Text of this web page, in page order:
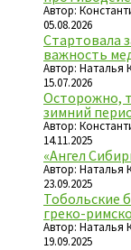
Автор:
05.08.2026
Стартовала
важность
Автор: Наталья
15.07.2026
Осторожно,
зимний
Автор:
14.11.2025
«Ангел
Автор: Наталья
23.09.2025
Тобольские
греко-
Автор: Наталья
19.09.2025